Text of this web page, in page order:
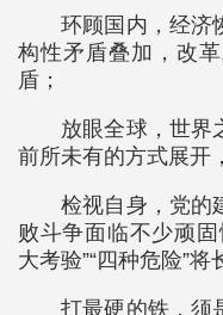
环顾国内，经济
构性矛盾叠加，改
盾；
放眼全球，世界
前所未有的方式展开
检视自身，党的
败斗争面临不少顽
大考验”“四种危险”
打最硬的铁，须